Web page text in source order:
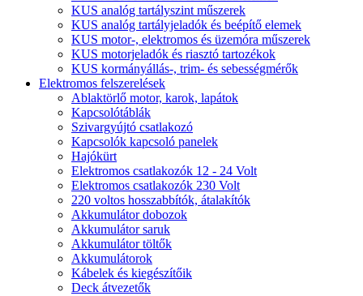
KUS analóg tartályszint műszerek
KUS analóg tartályjeladók és beépítő elemek
KUS motor-, elektromos és üzemóra műszerek
KUS motorjeladók és riasztó tartozékok
KUS kormányállás-, trim- és sebességmérők
Elektromos felszerelések
Ablaktörlő motor, karok, lapátok
Kapcsolótáblák
Szivargyújtó csatlakozó
Kapcsolók kapcsoló panelek
Hajókürt
Elektromos csatlakozók 12 - 24 Volt
Elektromos csatlakozók 230 Volt
220 voltos hosszabbítók, átalakítók
Akkumulátor dobozok
Akkumulátor saruk
Akkumulátor töltők
Akkumulátorok
Kábelek és kiegészítőik
Deck átvezetők